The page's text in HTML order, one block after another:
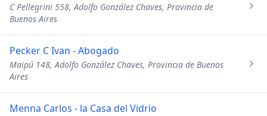
C Pellegrini 558, Adolfo González Chaves, Provincia de
Buenos Aires
Pecker C Ivan - Abogado
Maipú 148, Adolfo González Chaves, Provincia de Buenos
Aires
Menna Carlos - la Casa del Vidrio